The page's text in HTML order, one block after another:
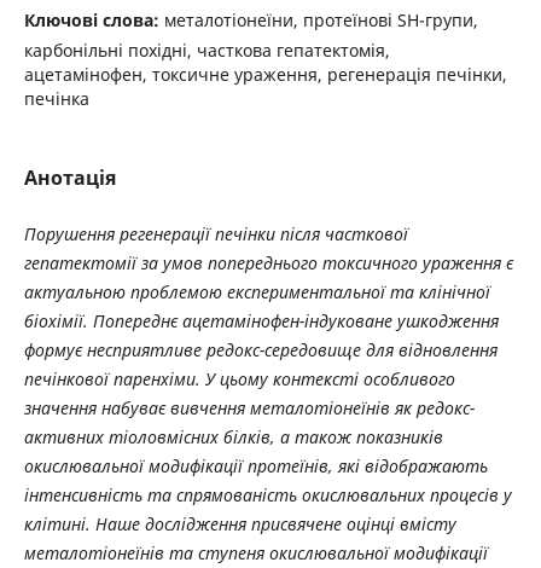
Ключові слова: металотіонеїни, протеїнові SH-групи,
карбонільні похідні, часткова гепатектомія,
ацетамінофен, токсичне ураження, регенерація печінки,
печінка
Анотація
Порушення регенерації печінки після часткової
гепатектомії за умов попереднього токсичного ураження є
актуальною проблемою експериментальної та клінічної
біохімії. Попереднє ацетамінофен-індуковане ушкодження
формує несприятливе редокс-середовище для відновлення
печінкової паренхіми. У цьому контексті особливого
значення набуває вивчення металотіонеїнів як редокс-
активних тіоловмісних білків, а також показників
окислювальної модифікації протеїнів, які відображають
інтенсивність та спрямованість окислювальних процесів у
клітині. Наше дослідження присвячене оцінці вмісту
металотіонеїнів та ступеня окислювальної модифікації